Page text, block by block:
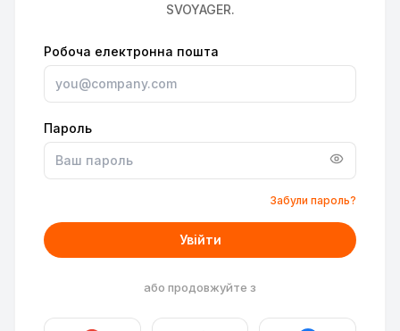
SVOYAGER.
Робоча електронна пошта
Пароль
Забули пароль?
Увійти
або продовжуйте з